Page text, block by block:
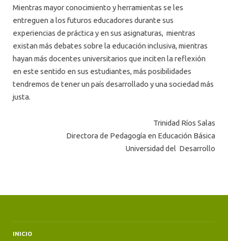
Mientras mayor conocimiento y herramientas se les
entreguen a los futuros educadores durante sus
experiencias de práctica y en sus asignaturas, mientras
existan más debates sobre la educación inclusiva, mientras
hayan más docentes universitarios que inciten la reflexión
en este sentido en sus estudiantes, más posibilidades
tendremos de tener un país desarrollado y una sociedad más
justa.
Trinidad Ríos Salas
Directora de Pedagogía en Educación Básica
Universidad del Desarrollo
INICIO